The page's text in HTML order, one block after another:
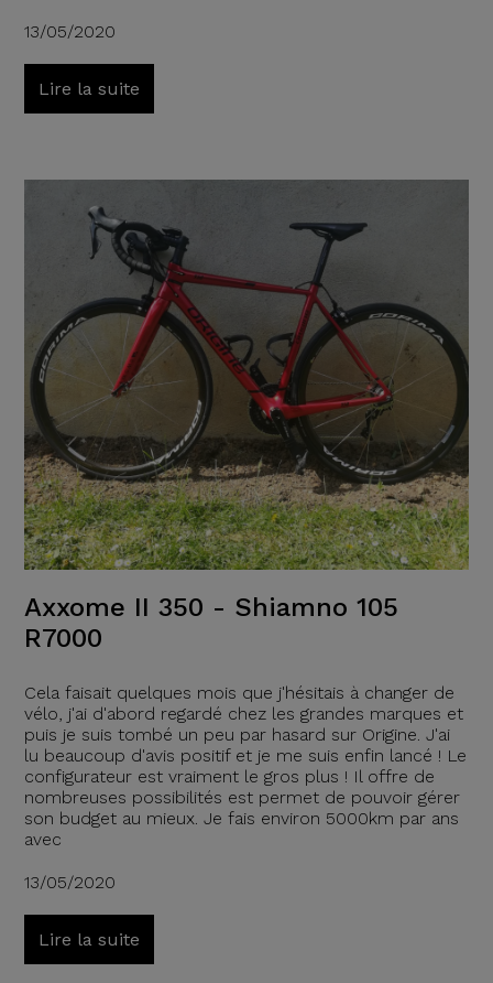
13/05/2020
Lire la suite
Axxome II 350 - Shiamno 105
R7000
Cela faisait quelques mois que j'hésitais à changer de
vélo, j'ai d'abord regardé chez les grandes marques et
puis je suis tombé un peu par hasard sur Origine. J'ai
lu beaucoup d'avis positif et je me suis enfin lancé ! Le
configurateur est vraiment le gros plus ! Il offre de
nombreuses possibilités est permet de pouvoir gérer
son budget au mieux. Je fais environ 5000km par ans
avec
13/05/2020
Lire la suite